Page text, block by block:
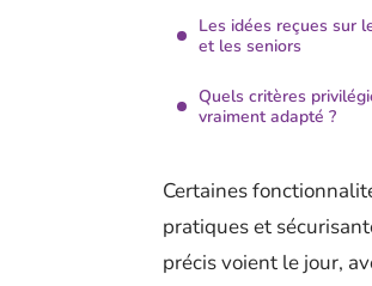
Les idées reçues sur
et les seniors
Quels critères
vraiment adapté ?
Certaines
pratiques et
précis voient le jour,